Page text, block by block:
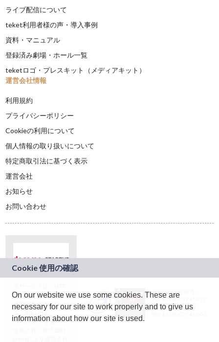
ライブ配信について
teket利用者様の声・導入事例
資料・マニュアル
登録済み劇場・ホール一覧
teketロゴ・プレスキット（メディアキット）
運営会社情報
利用規約
プライバシーポリシー
Cookieの利用について
個人情報の取り扱いについて
特定商取引法に基づく表示
運営会社
お知らせ
お問い合わせ
ドコモグループの新
規事業創出プログラ
ム「docomo
STARTUP」を通じて
JASRAC許諾番号：
9024936001Y45037
JASRAC許諾番号：
On our website we use some cookies. These are
necessary for our site to work properly and to give us
information about how our site is used.